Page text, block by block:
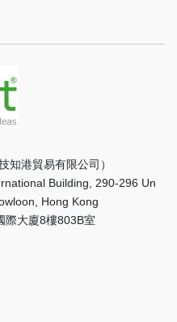
知港貿易有限公司）
Building, 290-296 Un
Hong Kong
際大廈8樓803B室